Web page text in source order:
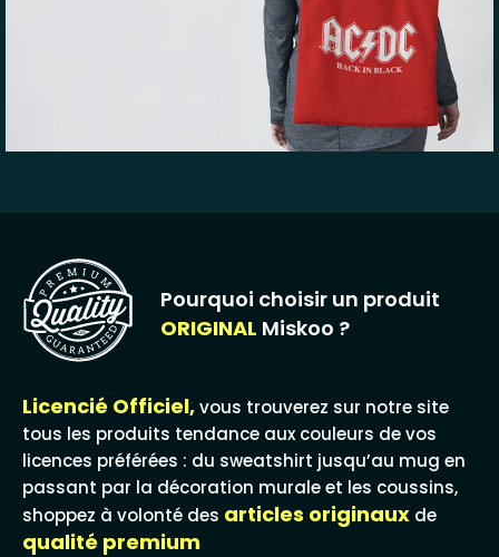
Pourquoi choisir un produit
ORIGINAL Miskoo ?
Licencié Officiel,vous trouverez sur notre site
tous les produits tendance aux couleurs de vos
licences préférées : du sweatshirt jusqu’au mug en
passant par la décoration murale et les coussins,
shoppez à volonté des articles originaux de
qualité premium